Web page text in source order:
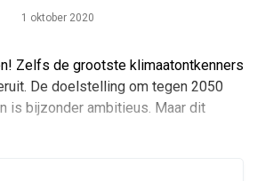
1 oktober 2020
Zelfs de grootste klimaatontkenners
De doelstelling om tegen 2050
is bijzonder ambitieus. Maar dit